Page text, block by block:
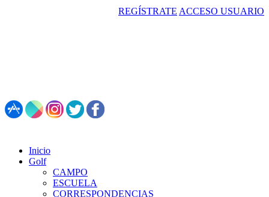
REGÍSTRATE ACCESO USUARIO
Inicio
Golf
CAMPO
ESCUELA
CORRESPONDENCIAS